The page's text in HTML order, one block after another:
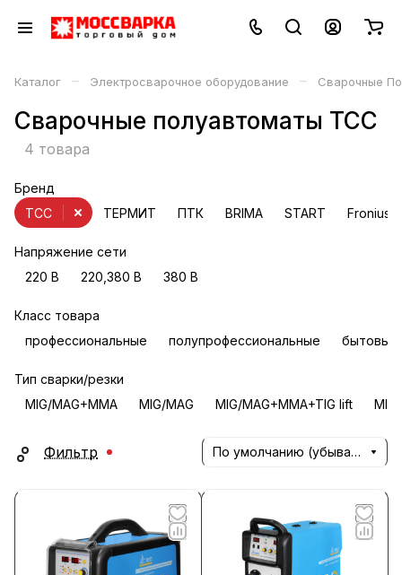
Каталог – Электросварочное оборудование – Сварочные
Сварочные полуавтоматы ТСС
4 товара
Бренд
ТЕРМИТ
ПТК BRIMA START Fronius
ТСС
Напряжение сети
220 В
220,380 В 380 В
Класс товара
профессиональные
полупрофессиональные бытовые
Тип сварки/резки
MIG/MAG+MMA
MIG/MAG MIG/MAG+MMA+TIG lift
Фильтр По умолчанию (убывание)